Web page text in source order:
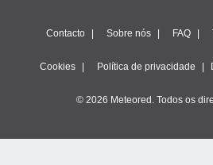
Contacto Sobre nós FAQ
Cookies Política de privacidade
© 2026 Meteored. Todos os